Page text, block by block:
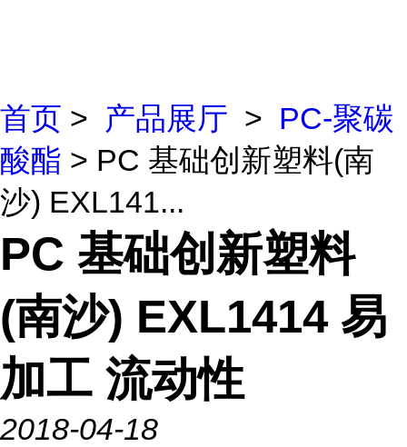
首页 > 产品展厅 > PC-聚碳
酸酯 > PC 基础创新塑料(南
沙) EXL141...
PC 基础创新塑料
(南沙) EXL1414 易
加工 流动性
2018-04-18